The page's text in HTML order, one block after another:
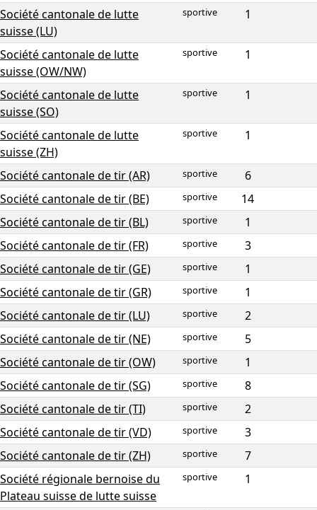
Société cantonale de lutte
suisse (LU)
sportive 1
Société cantonale de lutte
suisse (OW/NW)
sportive 1
Société cantonale de lutte
suisse (SO)
sportive 1
Société cantonale de lutte
suisse (ZH)
sportive 1
Société cantonale de tir (AR) sportive
6
Société cantonale de tir (BE)
sportive
14
Société cantonale de tir (BL)
sportive
1
Société cantonale de tir (FR)
sportive
3
Société cantonale de tir (GE)
sportive
1
Société cantonale de tir (GR)
sportive
1
Société cantonale de tir (LU)
sportive
2
Société cantonale de tir (NE)
sportive
5
Société cantonale de tir (OW)
sportive
1
Société cantonale de tir (SG)
sportive
8
Société cantonale de tir (TI)
sportive
2
Société cantonale de tir (VD)
sportive
3
Société cantonale de tir (ZH)
sportive
7
Société régionale bernoise du
Plateau suisse de lutte suisse
sportive 1